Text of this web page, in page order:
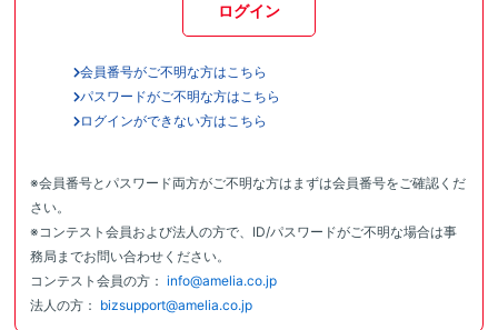
ログイン
会員番号がご不明な方はこちら
パスワードがご不明な方はこちら
ログインができない方はこちら
※会員番号とパスワード両方がご不明な方はまずは会員番号をご確認くだ
さい。
※コンテスト会員および法人の方で、ID/パスワードがご不明な場合は事
務局までお問い合わせください。
コンテスト会員の方： info@amelia.co.jp
法人の方： bizsupport@amelia.co.jp